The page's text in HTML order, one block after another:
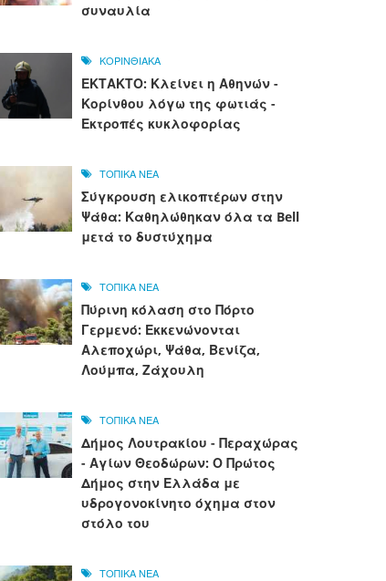
συναυλία
ΚΟΡΙΝΘΙΑΚΑ
ΕΚΤΑΚΤΟ: Κλείνει η Αθηνών -
Κορίνθου λόγω της φωτιάς -
Εκτροπές κυκλοφορίας
ΤΟΠΙΚΑ ΝΕΑ
Σύγκρουση ελικοπτέρων στην
Ψάθα: Καθηλώθηκαν όλα τα Bell
μετά το δυστύχημα
ΤΟΠΙΚΑ ΝΕΑ
Πύρινη κόλαση στο Πόρτο
Γερμενό: Εκκενώνονται
Αλεποχώρι, Ψάθα, Βενίζα,
Λούμπα, Ζάχουλη
ΤΟΠΙΚΑ ΝΕΑ
Δήμος Λουτρακίου - Περαχώρας
- Αγίων Θεοδώρων: Ο Πρώτος
Δήμος στην Ελλάδα με
υδρογονοκίνητο όχημα στον
στόλο του
ΤΟΠΙΚΑ ΝΕΑ